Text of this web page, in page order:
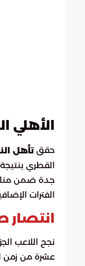
الأهلي
حققتأهل
القطري
جدة ضمن
الفترات
انتصار
نجح اللاعب
عشرة من زمن